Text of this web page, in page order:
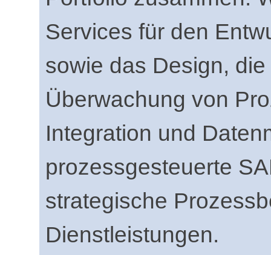
Services für den
sowie das Design,
Überwachung von
Integration und
prozessgesteuerte
strategische
Dienstleistungen.